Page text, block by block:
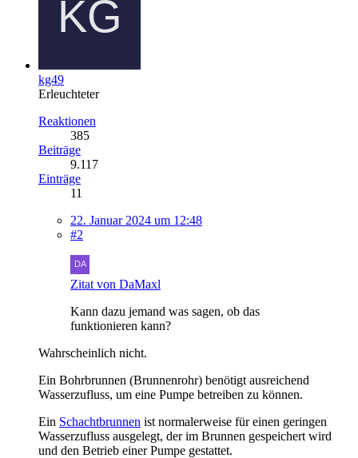
kg49
Erleuchteter
Reaktionen
385
Beiträge
9.117
Einträge
11
22. Januar 2024 um 12:48
#2
Zitat von DaMaxl
Kann dazu jemand was sagen, ob das
funktionieren kann?
Wahrscheinlich nicht.
Ein Bohrbrunnen (Brunnenrohr) benötigt ausreichend
Wasserzufluss, um eine Pumpe betreiben zu können.
Ein Schachtbrunnen ist normalerweise für einen geringen
Wasserzufluss ausgelegt, der im Brunnen gespeichert wird
und den Betrieb einer Pumpe gestattet.